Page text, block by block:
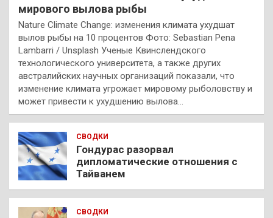
мирового вылова рыбы
Nature Climate Change: изменения климата ухудшат
вылов рыбы на 10 процентов Фото: Sebastian Pena
Lambarri / Unsplash Ученые Квинслендского
технологического университета, а также других
австралийских научных организаций показали, что
изменение климата угрожает мировому рыболовству и
может привести к ухудшению вылова…
СВОДКИ
Гондурас разорвал
дипломатические отношения с
Тайванем
СВОДКИ